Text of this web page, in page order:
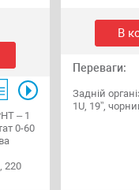
– 1
0-60
220
В
Переваги:
Задній
1U, 19”,